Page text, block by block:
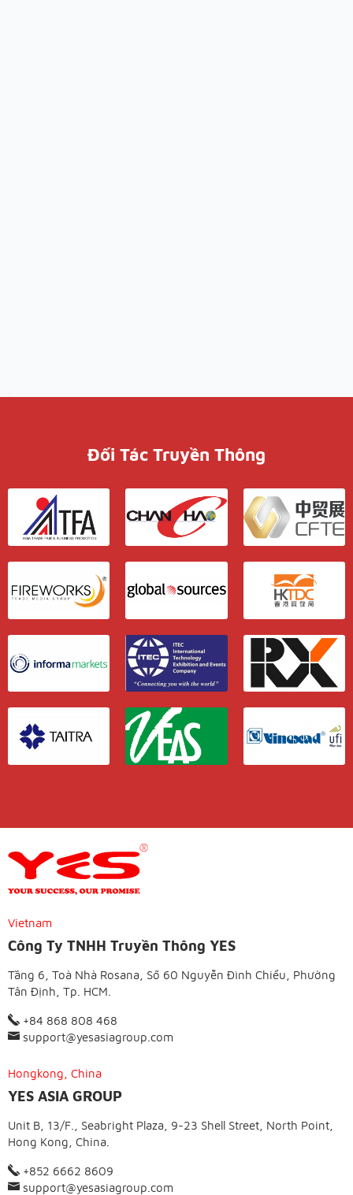
Đối Tác Truyền Thông
Vietnam
Công Ty TNHH Truyền Thông YES
Tầng 6, Toà Nhà Rosana, Số 60 Nguyễn Đình Chiểu, Phường
Tân Định, Tp. HCM.
+84 868 808 468
support@yesasiagroup.com
Hongkong, China
YES ASIA GROUP
Unit B, 13/F., Seabright Plaza, 9-23 Shell Street, North Point,
Hong Kong, China.
+852 6662 8609
support@yesasiagroup.com